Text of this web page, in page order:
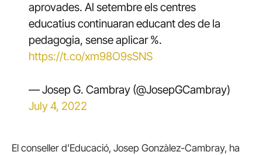
aprovades. Al setembre els centres
educatius continuaran educant des de la
pedagogia, sense aplicar %.
https://t.co/xm98O9sSNS
— Josep G. Cambray (@JosepGCambray)
July 4, 2022
El conseller d’Educació, Josep Gonzàlez-Cambray, ha